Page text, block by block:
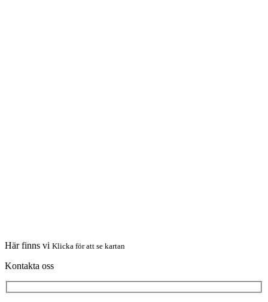
Här finns vi Klicka för att se kartan
Kontakta oss